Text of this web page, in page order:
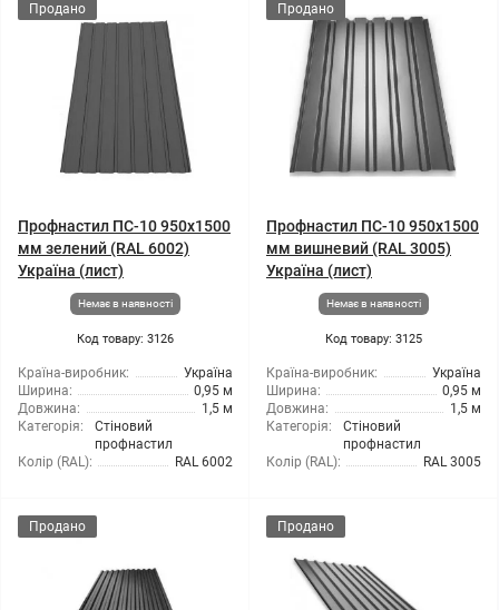
Продано
Профнастил ПС-10 950x1500
мм зелений (RAL 6002)
Україна (лист)
Немає в наявності
Код товару: 3126
Країна-виробник:
Україна
Ширина:
0,95 м
Довжина:
1,5 м
Категорія:
Стіновий
профнастил
Колір (RAL):
RAL 6002
Продано
Профнастил ПС-10 950x1500
мм вишневий (RAL 3005)
Україна (лист)
Немає в наявності
Код товару: 3125
Країна-виробник:
Україна
Ширина:
0,95 м
Довжина:
1,5 м
Категорія:
Стіновий
профнастил
Колір (RAL):
RAL 3005
Продано Продано